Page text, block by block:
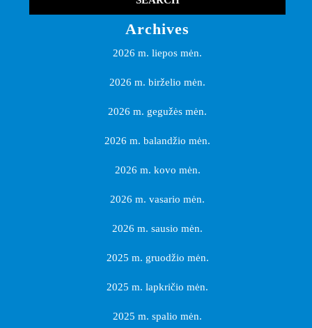
Archives
2026 m. liepos mėn.
2026 m. birželio mėn.
2026 m. gegužės mėn.
2026 m. balandžio mėn.
2026 m. kovo mėn.
2026 m. vasario mėn.
2026 m. sausio mėn.
2025 m. gruodžio mėn.
2025 m. lapkričio mėn.
2025 m. spalio mėn.